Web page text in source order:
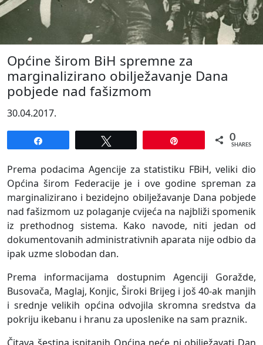
Općine širom BiH spremne za
marginalizirano obilježavanje Dana
pobjede nad fašizmom
30.04.2017.
0
SHARES
Prema podacima Agencije za statistiku FBiH, veliki dio
Općina širom Federacije je i ove godine spreman za
marginalizirano i bezidejno obilježavanje Dana pobjede
nad fašizmom uz polaganje cvijeća na najbliži spomenik
iz prethodnog sistema. Kako navode, niti jedan od
dokumentovanih administrativnih aparata nije odbio da
ipak uzme slobodan dan.
Prema informacijama dostupnim Agenciji Goražde,
Busovača, Maglaj, Konjic, Široki Brijeg i još 40-ak manjih
i srednje velikih općina odvojila skromna sredstva da
pokriju ikebanu i hranu za uposlenike na sam praznik.